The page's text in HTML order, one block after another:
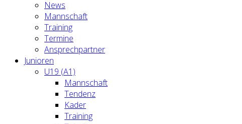
News
Mannschaft
Training
Termine
Ansprechpartner
Junioren
U19 (A1)
Mannschaft
Tendenz
Kader
Training